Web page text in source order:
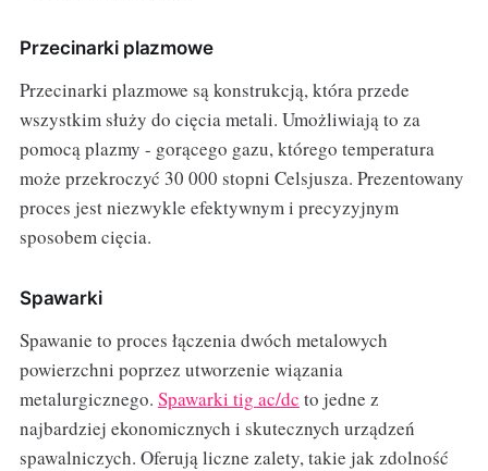
Przecinarki plazmowe
Przecinarki plazmowe są konstrukcją, która przede
wszystkim służy do cięcia metali. Umożliwiają to za
pomocą plazmy - gorącego gazu, którego temperatura
może przekroczyć 30 000 stopni Celsjusza. Prezentowany
proces jest niezwykle efektywnym i precyzyjnym
sposobem cięcia.
Spawarki
Spawanie to proces łączenia dwóch metalowych
powierzchni poprzez utworzenie wiązania
metalurgicznego. Spawarki tig ac/dc to jedne z
najbardziej ekonomicznych i skutecznych urządzeń
spawalniczych. Oferują liczne zalety, takie jak zdolność